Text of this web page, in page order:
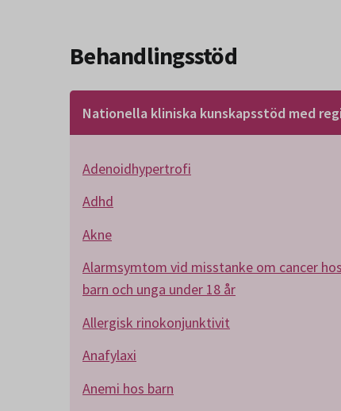
Behandlingsstöd
Nationella kliniska kunskapsstöd med
Adenoidhypertrofi
Adhd
Akne
Alarmsymtom vid misstanke om cancer hos
barn och unga under 18 år
Allergisk rinokonjunktivit
Anafylaxi
Anemi hos barn